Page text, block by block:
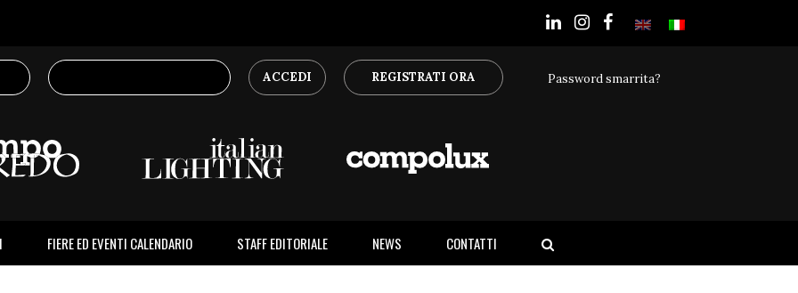
ACCEDI REGISTRATI ORA Password smarrita?
FIERE ED EVENTI CALENDARIO STAFF EDITORIALE NEWS CONTATTI